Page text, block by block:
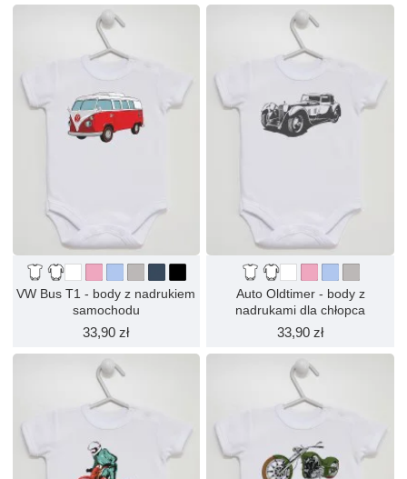
VW Bus T1 - body z nadrukiem
samochodu
33,90 zł
Auto Oldtimer - body z
nadrukami dla chłopca
33,90 zł